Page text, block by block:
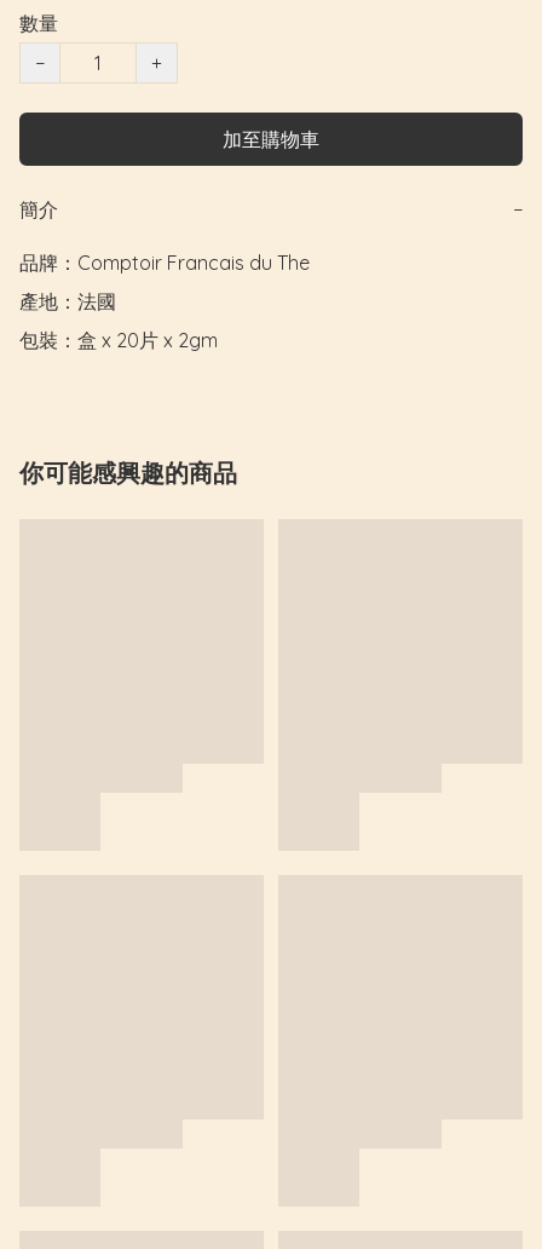
數量
−
+
加至購物車
簡介 −
品牌：Comptoir Francais du The
產地：法國
包裝：盒 x 20片 x 2gm
你可能感興趣的商品